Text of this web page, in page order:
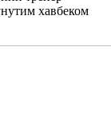
хавбеком